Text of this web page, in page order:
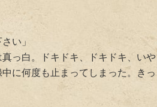
い」
っ白。ドキドキ、ドキドキ、い
に何度も止まってしまった。き